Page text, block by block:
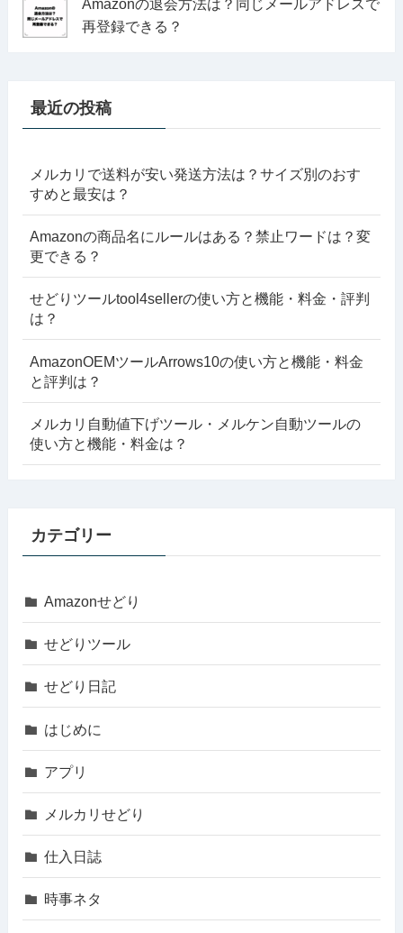
Amazonの退会方法は？同じメールアドレスで
再登録できる？
最近の投稿
メルカリで送料が安い発送方法は？サイズ別のおす
すめと最安は？
Amazonの商品名にルールはある？禁止ワードは？変
更できる？
せどりツールtool4sellerの使い方と機能・料金・評判
は？
AmazonOEMツールArrows10の使い方と機能・料金
と評判は？
メルカリ自動値下げツール・メルケン自動ツールの
使い方と機能・料金は？
カテゴリー
Amazonせどり
せどりツール
せどり日記
はじめに
アプリ
メルカリせどり
仕入日誌
時事ネタ